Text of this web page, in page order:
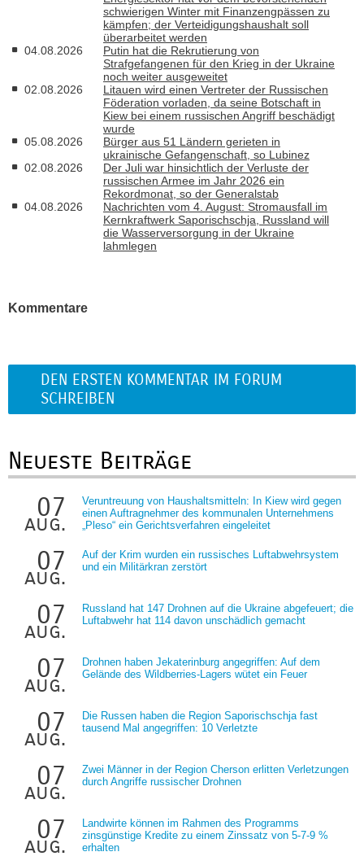
schwierigen Winter mit Finanzengpässen zu
kämpfen; der Verteidigungshaushalt soll
überarbeitet werden
04.08.2026
Putin hat die Rekrutierung von
Strafgefangenen für den Krieg in der Ukraine
noch weiter ausgeweitet
02.08.2026
Litauen wird einen Vertreter der Russischen
Föderation vorladen, da seine Botschaft in
Kiew bei einem russischen Angriff beschädigt
wurde
05.08.2026
Bürger aus 51 Ländern gerieten in
ukrainische Gefangenschaft, so Lubinez
02.08.2026
Der Juli war hinsichtlich der Verluste der
russischen Armee im Jahr 2026 ein
Rekordmonat, so der Generalstab
04.08.2026
Nachrichten vom 4. August: Stromausfall im
Kernkraftwerk Saporischschja, Russland will
die Wasserversorgung in der Ukraine
lahmlegen
Kommentare
DEN ERSTEN KOMMENTAR IM FORUM
SCHREIBEN
Neueste Beiträge
07
aug.
Veruntreuung von Haushaltsmitteln: In Kiew wird gegen
einen Auftragnehmer des kommunalen Unternehmens
„Pleso“ ein Gerichtsverfahren eingeleitet
07
aug.
Auf der Krim wurden ein russisches Luftabwehrsystem
und ein Militärkran zerstört
07
aug.
Russland hat 147 Drohnen auf die Ukraine abgefeuert; die
Luftabwehr hat 114 davon unschädlich gemacht
07
aug.
Drohnen haben Jekaterinburg angegriffen: Auf dem
Gelände des Wildberries-Lagers wütet ein Feuer
07
aug.
Die Russen haben die Region Saporischschja fast
tausend Mal angegriffen: 10 Verletzte
07
aug.
Zwei Männer in der Region Cherson erlitten Verletzungen
durch Angriffe russischer Drohnen
07
aug.
Landwirte können im Rahmen des Programms
zinsgünstige Kredite zu einem Zinssatz von 5-7-9 %
erhalten